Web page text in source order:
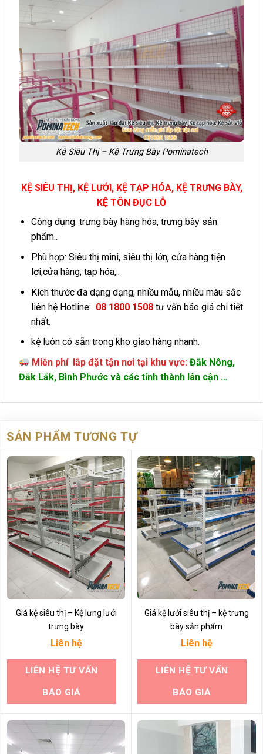
Kệ Siêu Thị – Kệ Trưng Bày Pominatech
KỆ SIÊU THỊ, KỆ LƯỚI, KỆ TẠP HÓA, KỆ TRƯNG BÀY,
KỆ TÔN ĐỤC LỖ
Công dụng: trưng bày hàng hóa, trưng bày sản
phẩm..
Phù hợp: Siêu thị mini, siêu thị lớn, cửa hàng tiện
lợi,cửa hàng, tạp hóa,..
Kích thước đa dạng dạng, nhiều mẫu, nhiều màu sắc
liên hệ Hotline: 08 1800 1508tư vấn báo giá chi tiết
nhất.
kệ luôn có sẵn trong kho giao hàng nhanh.
Miễn phí lắp đặt tận nơi tại khu vực: Đắk Nông,
Đắk Lắk, Bình Phước và các tỉnh thành lân cận …
SẢN PHẨM TƯƠNG TỰ
Giá kệ siêu thị – Kệ lưng lưới
trưng bày
Liên hệ
LIÊN HỆ TƯ VẤN
BÁO GIÁ
Giá kệ lưới siêu thị – kệ trưng
bày sản phẩm
Liên hệ
LIÊN HỆ TƯ VẤN
BÁO GIÁ